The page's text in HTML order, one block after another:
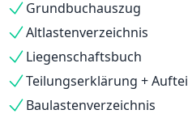
Grundbuchauszug
Altlastenverzeichnis
Liegenschaftsbuch
Teilungserklärung +
Baulastenverzeichnis